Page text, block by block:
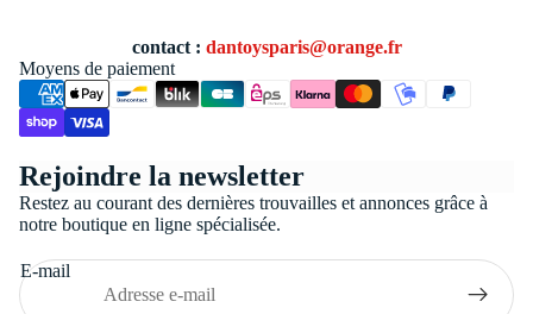
contact : dantoysparis@orange.fr
Moyens de paiement
Rejoindre la newsletter
Restez au courant des dernières trouvailles et annonces grâce à
notre boutique en ligne spécialisée.
E-mail
Conditions générales de vente
Coordonnées
Politique d’expédition